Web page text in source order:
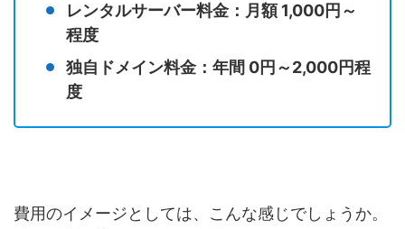
レンタルサーバー料金：月額 1,000円～
程度
独自ドメイン料金：年間 0円～2,000円程
度
費用のイメージとしては、こんな感じでしょうか。